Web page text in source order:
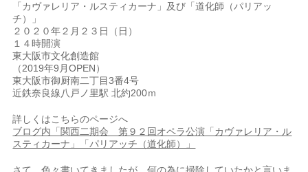
「カヴァレリア・ルスティカーナ」及び「道化師（パリアッ
チ）」
２０２０年２月２３日（日）
１４時開演
東大阪市文化創造館
（2019年9月OPEN）
東大阪市御厨南二丁目3番4号
近鉄奈良線八戸ノ里駅 北約200ｍ
詳しくはこちらのページへ
ブログ内「関西二期会 第９２回オペラ公演「カヴァレリア・ル
スティカーナ」「パリアッチ（道化師）」